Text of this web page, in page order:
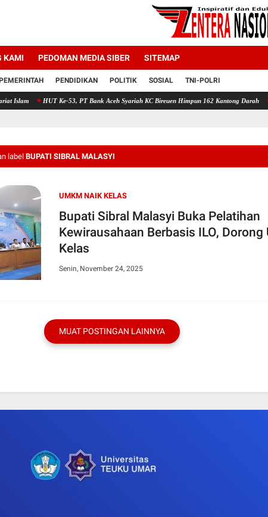
KAMI PEDOMAN MEDIA SIBER SITEMAP
PEMERINTAH PENDIDIKAN POLITIK SOSIAL TNI-POLRI
Ke-53, PT Bank Aceh Syariah KC Bireuen Himpun 162 Kantong Darah Kota Juang
label BUPATI SIBRAL MALASYI
UMKM NAIK KELAS
Bupati Sibral Malasyi Buka Pelatihan
Kewirausahaan Berbasis ILO, Dorong
Kelas
Senin, November 24, 2025
MUAT POSTINGAN LAINNYA